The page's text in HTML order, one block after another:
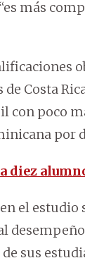
más
Costa
con poco
por
diez
el
sus